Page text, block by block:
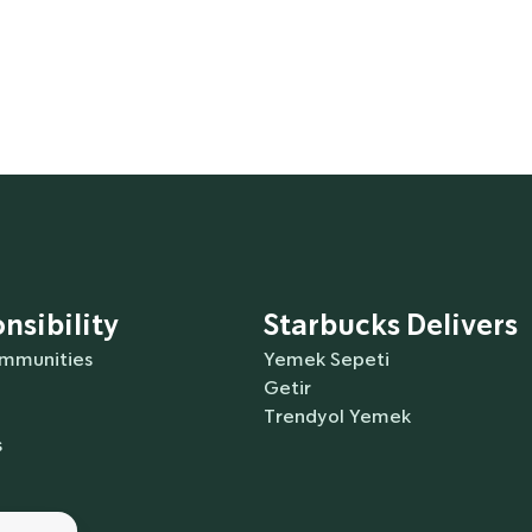
Starbucks Delivers
Yemek Sepeti
Getir
Trendyol Yemek